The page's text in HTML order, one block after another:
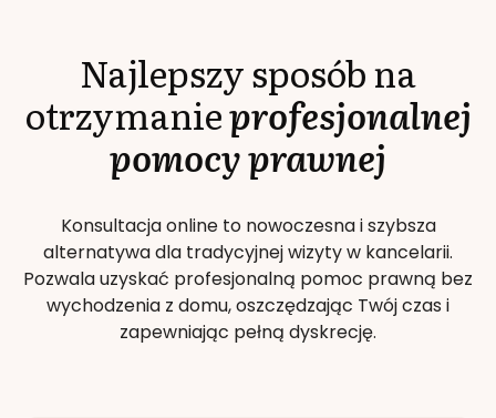
Najlepszy sposób na
otrzymanieprofesjonalnej
pomocy prawnej
Konsultacja online to nowoczesna i szybsza
alternatywa dla tradycyjnej wizyty w kancelarii.
Pozwala uzyskać profesjonalną pomoc prawną bez
wychodzenia z domu, oszczędzając Twój czas i
zapewniając pełną dyskrecję.